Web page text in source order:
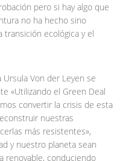
pero si hay algo que
no ha hecho sino
transición ecológica y el
Von der Leyen se
«Utilizando el Green Deal
convertir la crisis de esta
nuestras
más resistentes»,
y nuestro planeta sean
renovable, conduciendo